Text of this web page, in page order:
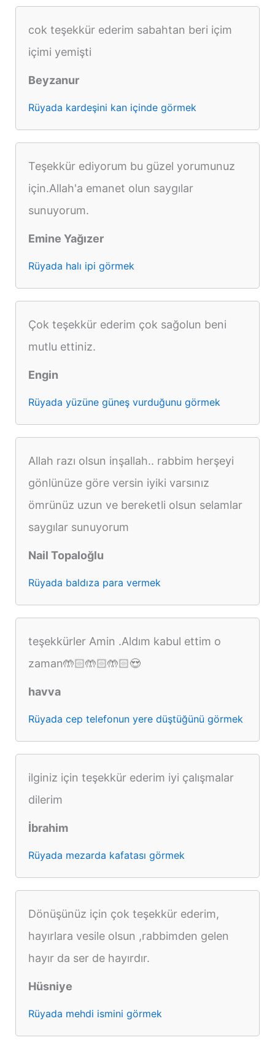
cok teşekkür ederim sabahtan beri içim
içimi yemişti
Beyzanur
Rüyada kardeşini kan içinde görmek
Teşekkür ediyorum bu güzel yorumunuz
için.Allah'a emanet olun saygılar
sunuyorum.
Emine Yağızer
Rüyada halı ipi görmek
Çok teşekkür ederim çok sağolun beni
mutlu ettiniz.
Engin
Rüyada yüzüne güneş vurduğunu görmek
Allah razı olsun inşallah.. rabbim herşeyi
gönlünüze göre versin iyiki varsınız
ömrünüz uzun ve bereketli olsun selamlar
saygılar sunuyorum
Nail Topaloğlu
Rüyada baldıza para vermek
teşekkürler Amin .Aldım kabul ettim o
zaman🤲🏻🤲🏻🤲🏻😍
havva
Rüyada cep telefonun yere düştüğünü görmek
ilginiz için teşekkür ederim iyi çalışmalar
dilerim
İbrahim
Rüyada mezarda kafatası görmek
Dönüşünüz için çok teşekkür ederim,
hayırlara vesile olsun ,rabbimden gelen
hayır da ser de hayırdır.
Hüsniye
Rüyada mehdi ismini görmek